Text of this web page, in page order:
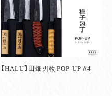
【HALU】田畑刃物POP-UP #4